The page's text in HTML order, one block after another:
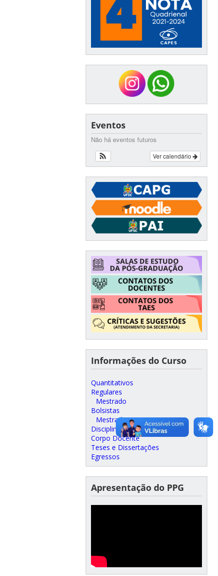
Eventos
Não há eventos futuros
Ver calendário
Informações do Curso
Quantitativos
Regulares
Mestrado
Bolsistas
Mestrado
Disciplinas Oferecidas
Corpo Docente
Teses e Dissertações
Egressos
Apresentação do PPG